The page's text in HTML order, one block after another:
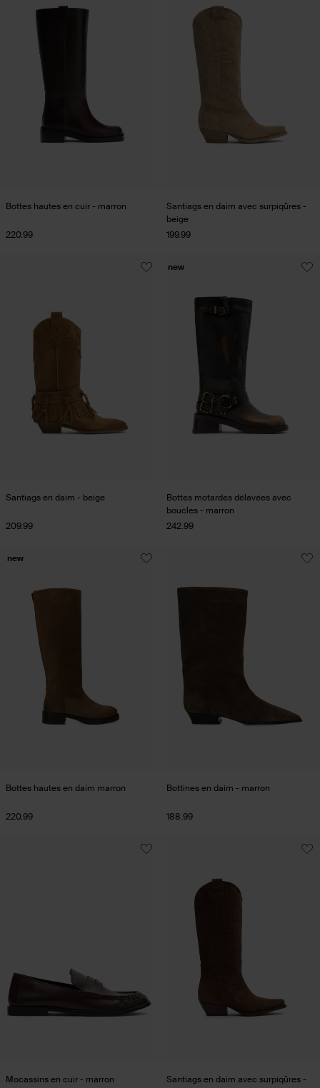
Bottes hautes en cuir - marron
220.99
Santiags en daim avec surpiqûres -
beige
199.99
Santiags en daim - beige
209.99
Bottes motardes délavées avec
boucles - marron
242.99
new
Bottes hautes en daim marron
220.99
new
Bottines en daim - marron
188.99
Mocassins en cuir - marron
Santiags en daim avec surpiqûres -